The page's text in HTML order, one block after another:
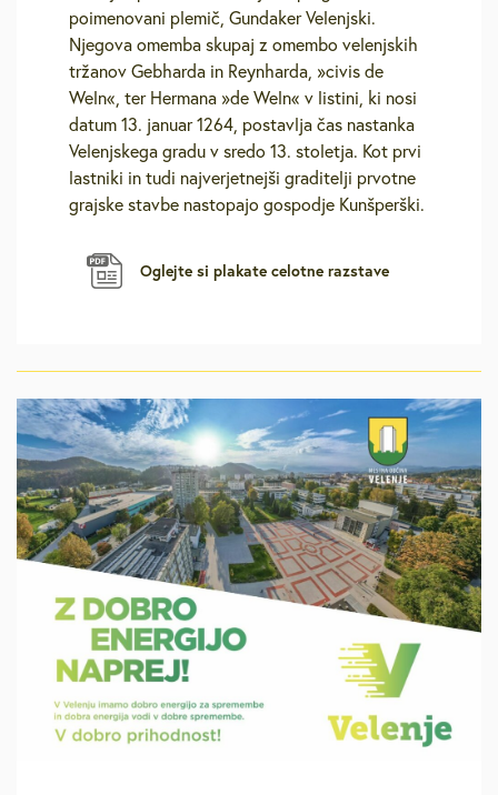
poimenovani plemič, Gundaker Velenjski.
Njegova omemba skupaj z omembo velenjskih
tržanov Gebharda in Reynharda, »civis de
Weln«, ter Hermana »de Weln« v listini, ki nosi
datum 13. januar 1264, postavlja čas nastanka
Velenjskega gradu v sredo 13. stoletja. Kot prvi
lastniki in tudi najverjetnejši graditelji prvotne
grajske stavbe nastopajo gospodje Kunšperški.
Oglejte si plakate celotne razstave